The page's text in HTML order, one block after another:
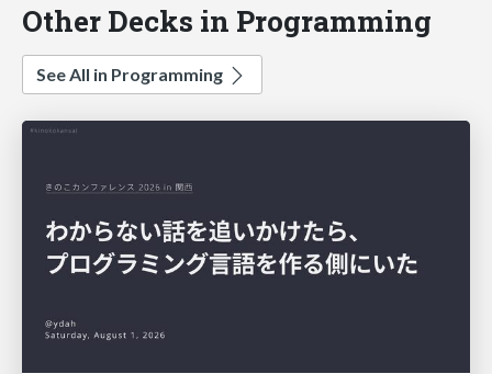
Other Decks in Programming
See All in Programming